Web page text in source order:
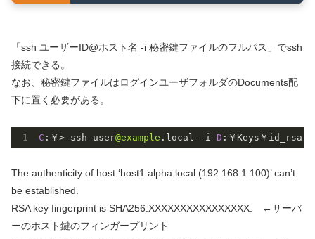
「ssh ユーザーID@ホスト名 -i 秘密鍵ファイルのフルパス」でssh
接続できる。
なお、秘密鍵ファイルはログインユーザフォルダのDocuments配
下に置く必要がある。
C :￥> ssh user@example .local -i D :￥Keys￥id_rsa
The authenticity of host ‘host1.alpha.local (192.168.1.100)’ can’t
be established.
RSA key fingerprint is SHA256:XXXXXXXXXXXXXXXX. ←サーバ
ーのホスト鍵のフィンガープリント